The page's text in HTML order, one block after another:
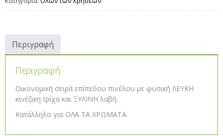
Περιγραφή
Περιγραφή
Οικονομική σειρά επίπεδου πινέλου με φυσική ΛΕΥΚΗ
κινέζικη τρίχα και ΞΥΛΙΝΗ λαβή.
Κατάλληλο για ΟΛΑ ΤΑ ΧΡΩΜΑΤΑ.